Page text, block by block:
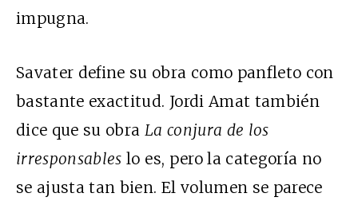
impugna.
Savater define su obra como panfleto con
bastante exactitud. Jordi Amat también
dice que su obra La conjura de los
irresponsables lo es, pero la categoría no
se ajusta tan bien. El volumen se parece